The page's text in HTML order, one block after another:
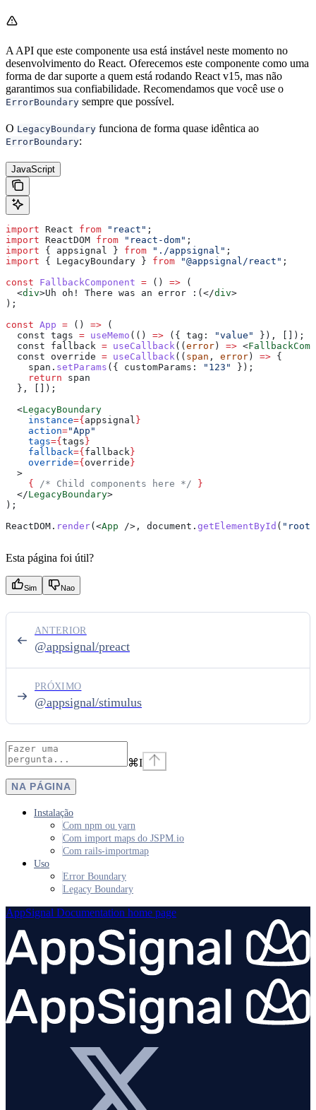
A API que este componente usa está instável neste momento no
desenvolvimento do React. Oferecemos este componente como uma
forma de dar suporte a quem está rodando React v15, mas não
garantimos sua confiabilidade. Recomendamos que você use o
ErrorBoundary sempre que possível.
O LegacyBoundary funciona de forma quase idêntica ao
ErrorBoundary:
JavaScript
import React from "react" ;
import ReactDOM from "react-dom" ;
import { appsignal } from "./appsignal" ;
import { LegacyBoundary } from "@appsignal/react" ;
const FallbackComponent = () => (
  <
div>Uh oh! There was an error :(</div>
);
const App = () => (
  const
tags = useMemo (() => ({ tag: "value"
}), []);
  const
fallback = useCallback ((error) => <
  const
override = useCallback (( span , error) => {
    span
. setParams ({ customParams: "123"
});
    return
span
  }, []);
  <
LegacyBoundary
    instance
={appsignal }
    action
="App"
    tags
={tags}
    fallback
={fallback}
    override
={override}
  >
    {
/* Child components here */ }
  </
LegacyBoundary>
);
ReactDOM . render(<App /> , document . getElementById ( "root"
Esta página foi útil?
Sim Nao
@appsignal/preact
ANTERIOR
@appsignal/stimulus
PRÓXIMO
⌘I
NA PÁGINA
Instalação
Com npm ou yarn
Com import maps do JSPM.io
Com rails-importmap
Uso
Error Boundary
Legacy Boundary
AppSignal Documentation home page